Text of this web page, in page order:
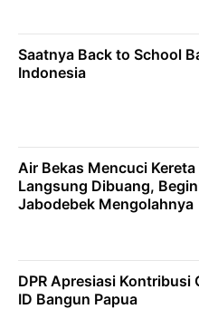
Saatnya Back to School
Indonesia
Air Bekas Mencuci
Langsung Dibuang,
Jabodebek Mengolahnya
DPR Apresiasi Kontribusi
ID Bangun Papua